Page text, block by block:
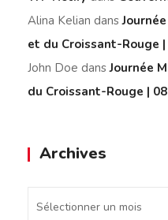
Alina Kelian dans
et du Croissant-Rouge
John Doe dansJournée
du Croissant-Rouge |
Archives
Sélectionner un mois